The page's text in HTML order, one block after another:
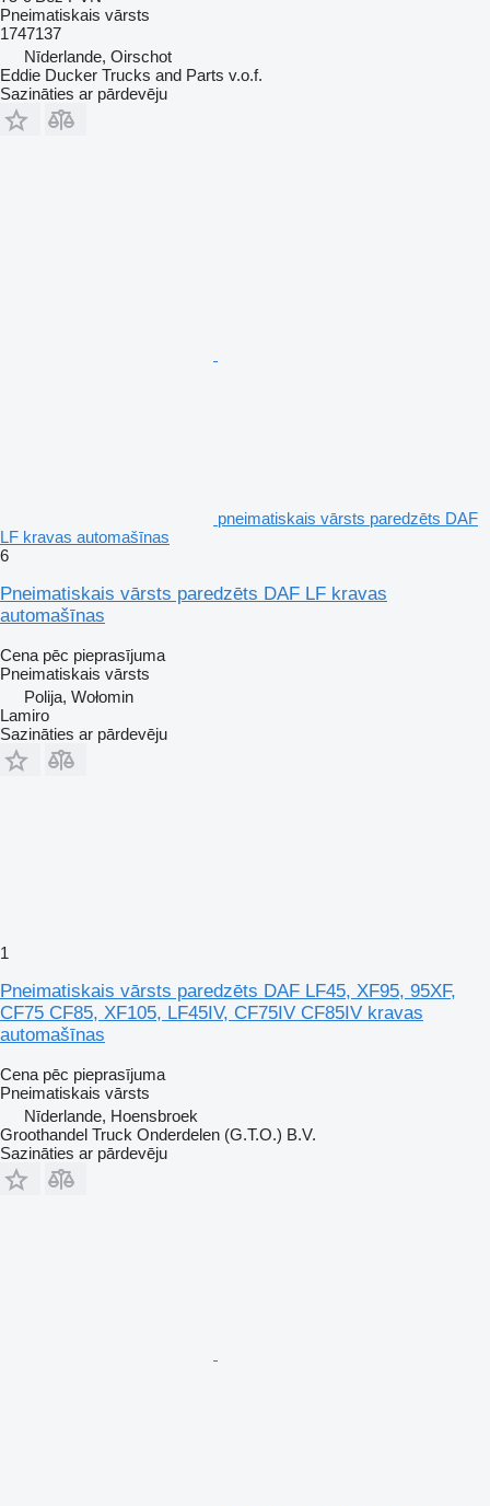
Pneimatiskais vārsts
1747137
Nīderlande, Oirschot
Eddie Ducker Trucks and Parts v.o.f.
Sazināties ar pārdevēju
pneimatiskais vārsts paredzēts DAF
LF kravas automašīnas
6
Pneimatiskais vārsts paredzēts DAF LF kravas
automašīnas
Cena pēc pieprasījuma
Pneimatiskais vārsts
Polija, Wołomin
Lamiro
Sazināties ar pārdevēju
1
Pneimatiskais vārsts paredzēts DAF LF45, XF95, 95XF,
CF75 CF85, XF105, LF45IV, CF75IV CF85IV kravas
automašīnas
Cena pēc pieprasījuma
Pneimatiskais vārsts
Nīderlande, Hoensbroek
Groothandel Truck Onderdelen (G.T.O.) B.V.
Sazināties ar pārdevēju